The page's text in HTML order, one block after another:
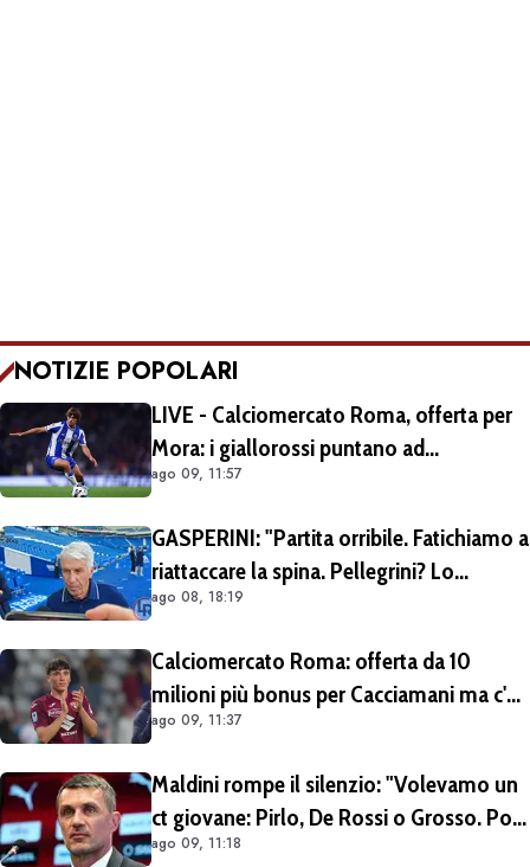
NOTIZIE POPOLARI
LIVE - Calciomercato Roma, offerta per
Mora: i giallorossi puntano ad
acquistarlo a titolo definitivo.
ago 09, 11:57
GASPERINI: "Partita orribile. Fatichiamo a
riattaccare la spina. Pellegrini? Lo
rivedremo in campo tra un mese.
ago 08, 18:19
Calciomercato Roma: offerta da 10
milioni più bonus per Cacciamani ma c'è
distanza, interesse anche dell'Inter.
ago 09, 11:37
Maldini rompe il silenzio: "Volevamo un
ct giovane: Pirlo, De Rossi o Grosso. Poi
Malagò mi ha detto: «Pirlo non si può
ago 09, 11:18